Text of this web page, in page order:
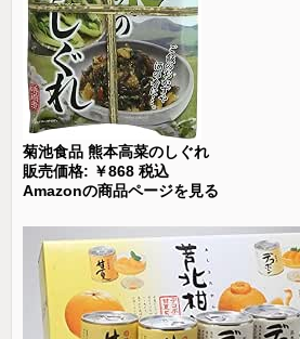
菊池食品 熊本高菜のしぐれ
販売価格: ￥868 税込
Amazonの商品ページを見る